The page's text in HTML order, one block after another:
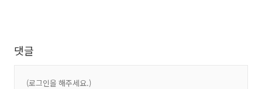
댓글